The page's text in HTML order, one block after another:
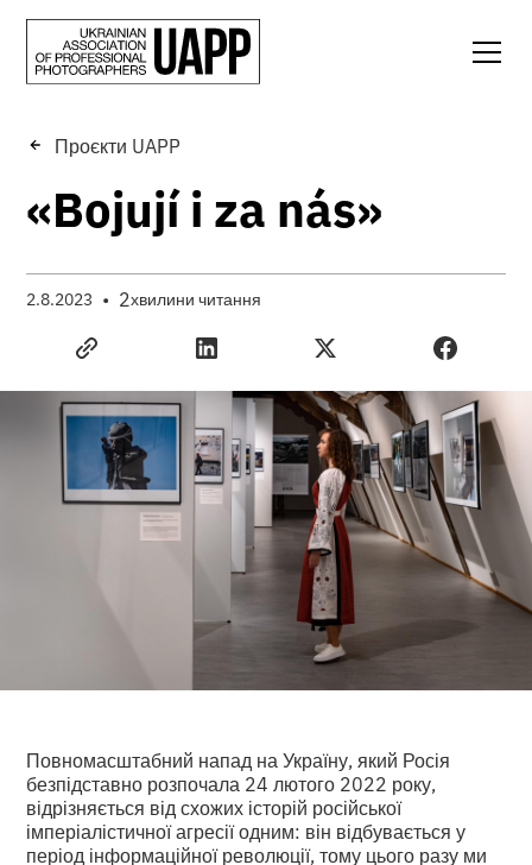
Проєкти UAPP
«Bojují i za nás»
2.8.2023 • 2хвилини читання
Повномасштабний напад на Україну, який Росія
безпідставно розпочала 24 лютого 2022 року,
відрізняється від схожих історій російської
імперіалістичної агресії одним: він відбувається у
період інформаційної революції, тому цього разу ми